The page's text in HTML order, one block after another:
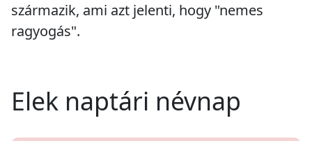
származik, ami azt jelenti, hogy "nemes
ragyogás".
Elek naptári névnap